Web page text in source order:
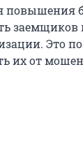
повышения
Это
их от